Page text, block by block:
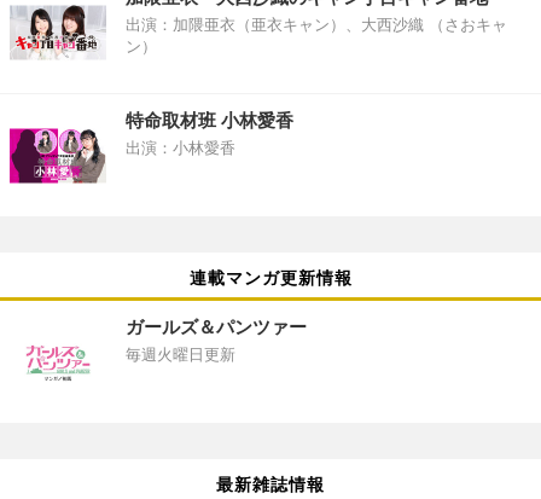
出演：加隈亜衣（亜衣キャン）、大西沙織 （さおキャ
ン）
特命取材班 小林愛香
出演：小林愛香
連載マンガ更新情報
ガールズ＆パンツァー
毎週火曜日更新
最新雑誌情報